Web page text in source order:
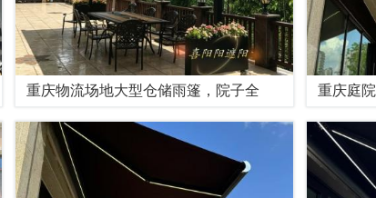
重庆物流场地大型仓储雨篷，院子全 重庆庭